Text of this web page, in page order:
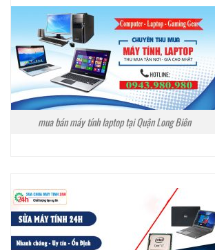
mua bán máy tính laptop tại Quận Long Biên